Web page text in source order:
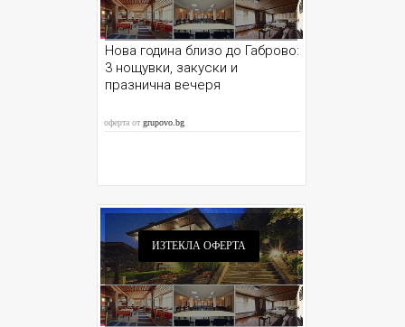
Нова година близо до Габрово:
3 нощувки, закуски и
празнична вечеря
оферта отgrupovo.bg
ИЗТЕКЛА ОФЕРТА